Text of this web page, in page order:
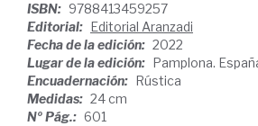
ISBN: 9788413459257
Editorial: Editorial Aranzadi
Fecha de la edición: 2022
Lugar de la edición: Pamplona.
Encuadernación: Rústica
Medidas: 24 cm
Nº Pág.: 601